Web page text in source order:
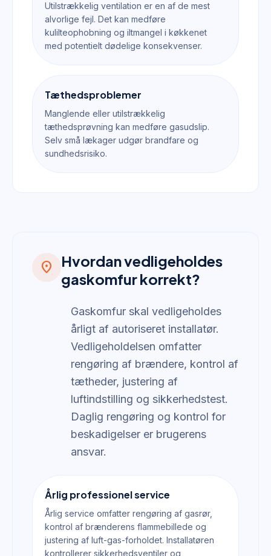
Utilstrækkelig ventilation er en af de mest
alvorlige fejl. Det kan medføre
kulilteophobning og iltmangel i køkkenet
med potentielt dødelige konsekvenser.
Tæthedsproblemer
Manglende eller utilstrækkelig
tæthedsprøvning kan medføre gasudslip.
Selv små lækager udgør brandfare og
sundhedsrisiko.
location_on
Hvordan vedligeholdes
gaskomfur korrekt?
Gaskomfur skal vedligeholdes
årligt af autoriseret installatør.
Vedligeholdelsen omfatter
rengøring af brændere, kontrol af
tætheder, justering af
luftindstilling og sikkerhedstest.
Daglig rengøring og kontrol for
beskadigelser er brugerens
ansvar.
Årlig professionel service
Årlig service omfatter rengøring af gasrør,
kontrol af brænderens flammebillede og
justering af luft-gas-forholdet. Installatøren
kontrollerer sikkerhedsventiler og